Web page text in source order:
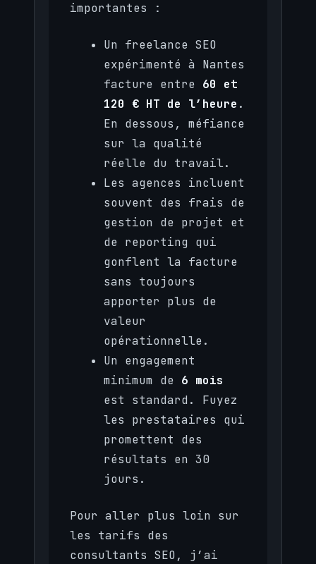
importantes :
Un freelance SEO
expérimenté à Nantes
facture entre 60 et
120 € HT de l’heure .
En dessous, méfiance
sur la qualité
réelle du travail.
Les agences incluent
souvent des frais de
gestion de projet et
de reporting qui
gonflent la facture
sans toujours
apporter plus de
valeur
opérationnelle.
Un engagement
minimum de 6 mois
est standard. Fuyez
les prestataires qui
promettent des
résultats en 30
jours.
Pour aller plus loin sur
les tarifs des
consultants SEO, j’ai